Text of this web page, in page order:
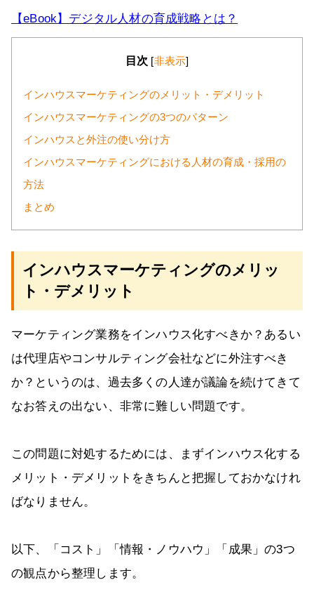
【eBook】デジタル人材の育成戦略とは？
目次 [非表示]
インハウスマーケティングのメリット・デメリット
インハウスマーケティングの3つのパターン
インハウスと外注の使い分け方
インハウスマーケティングにおける人材の育成・採用の
方法
まとめ
インハウスマーケティングのメリッ
ト・デメリット
マーケティング業務をインハウス化すべきか？あるい
は代理店やコンサルティング会社などに外注すべき
か？というのは、過去多くの人達が議論を続けてきて
なお答えの出ない、非常に難しい問題です。
この問題に対処するためには、まずインハウス化する
メリット・デメリットをきちんと把握しておかなけれ
ばなりません。
以下、「コスト」「情報・ノウハウ」「成果」の3つ
の観点から整理します。